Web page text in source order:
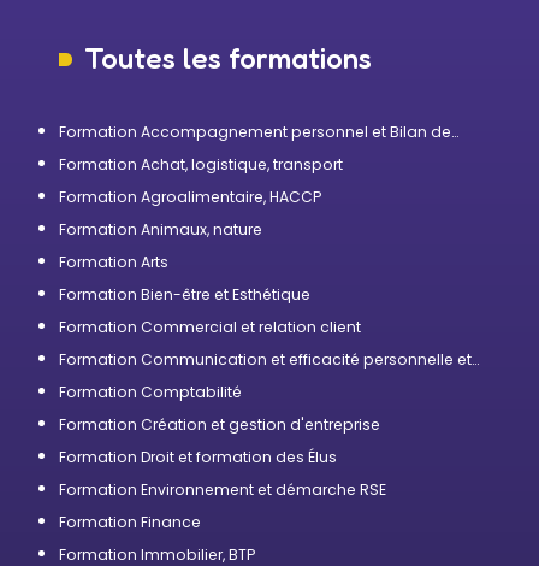
Toutes les formations
Formation Accompagnement personnel et Bilan de
Formation Achat, logistique, transport
Formation Agroalimentaire, HACCP
Formation Animaux, nature
Formation Arts
Formation Bien-être et Esthétique
Formation Commercial et relation client
Formation Communication et efficacité personnelle et
Formation Comptabilité
Formation Création et gestion d'entreprise
Formation Droit et formation des Élus
Formation Environnement et démarche RSE
Formation Finance
Formation Immobilier, BTP